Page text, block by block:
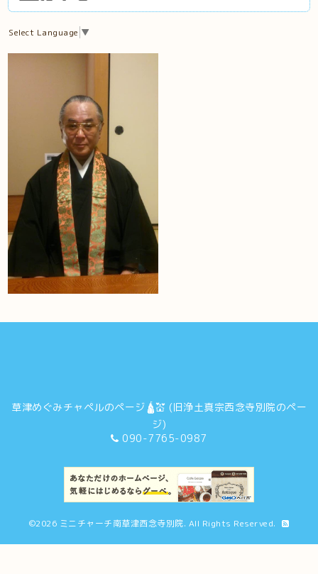
Select Language ▼
草津めぐみチャペルのページ🛕💒 (旧浄土真宗西念寺別院のペー
ジ)
090-7765-0987
©2026 ミニチャーチ南草津西念寺別院. All Rights Reserved.